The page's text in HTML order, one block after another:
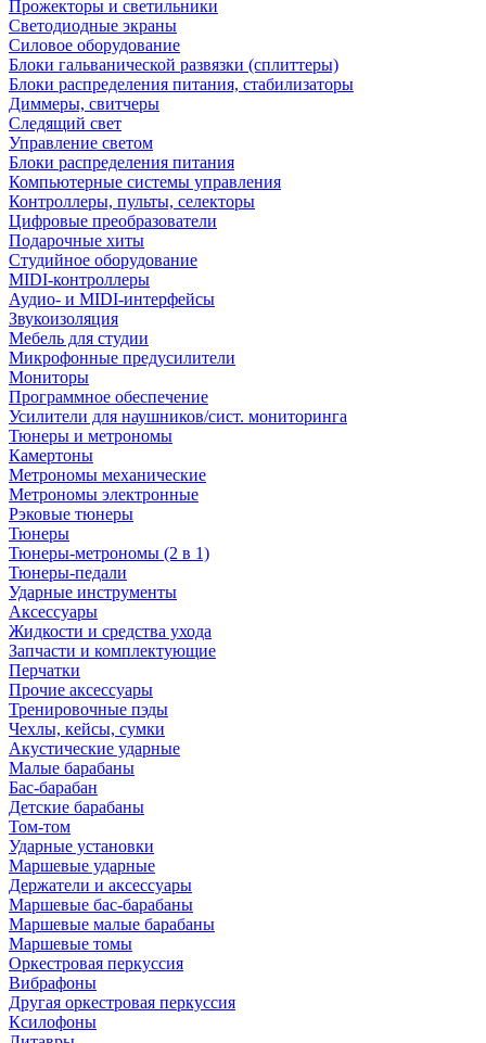
Прожекторы и светильники
Светодиодные экраны
Силовое оборудование
Блоки гальванической развязки (сплиттеры)
Блоки распределения питания, стабилизаторы
Диммеры, свитчеры
Следящий свет
Управление светом
Блоки распределения питания
Компьютерные системы управления
Контроллеры, пульты, селекторы
Цифровые преобразователи
Подарочные хиты
Студийное оборудование
MIDI-контроллеры
Аудио- и MIDI-интерфейсы
Звукоизоляция
Мебель для студии
Микрофонные предусилители
Мониторы
Программное обеспечение
Усилители для наушников/сист. мониторинга
Тюнеры и метрономы
Камертоны
Метрономы механические
Метрономы электронные
Рэковые тюнеры
Тюнеры
Тюнеры-метрономы (2 в 1)
Тюнеры-педали
Ударные инструменты
Аксессуары
Жидкости и средства ухода
Запчасти и комплектующие
Перчатки
Прочие аксессуары
Тренировочные пэды
Чехлы, кейсы, сумки
Акустические ударные
Mалые барабаны
Бас-барабан
Детские барабаны
Том-том
Ударные установки
Маршевые ударные
Держатели и аксессуары
Маршевые бас-барабаны
Маршевые малые барабаны
Маршевые томы
Оркестровая перкуссия
Вибрафоны
Другая оркестровая перкуссия
Ксилофоны